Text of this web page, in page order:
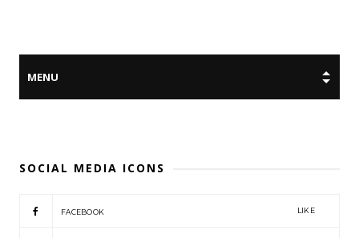
SOCIAL MEDIA ICONS
FACEBOOK LIKE